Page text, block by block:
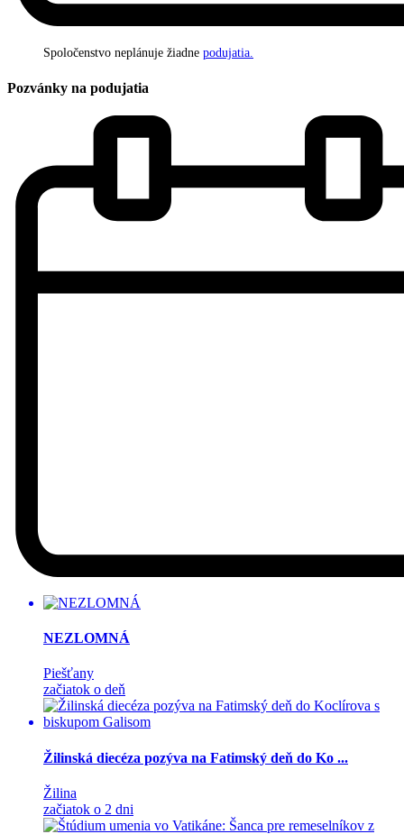
Spoločenstvo neplánuje žiadne podujatia.
Pozvánky na podujatia
NEZLOMNÁ
Piešťany
začiatok o deň
Žilinská diecéza pozýva na Fatimský deň do Ko ...
Žilina
začiatok o 2 dni